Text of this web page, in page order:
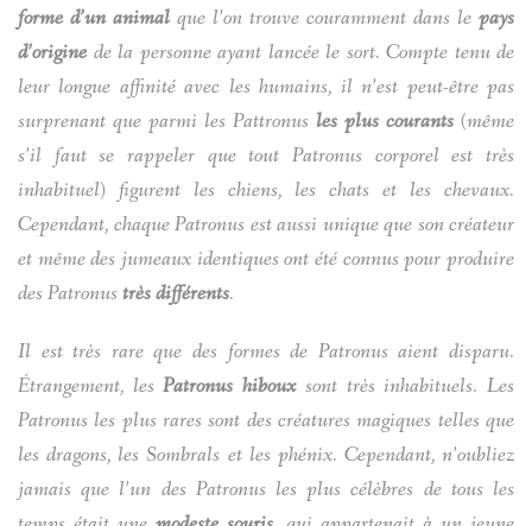
forme d’un animal que l’on trouve couramment dans le pays
d’origine de la personne ayant lancée le sort. Compte tenu de
leur longue affinité avec les humains, il n’est peut-être pas
surprenant que parmi les Pattronus les plus courants (même
s’il faut se rappeler que tout Patronus corporel est très
inhabituel) figurent les chiens, les chats et les chevaux.
Cependant, chaque Patronus est aussi unique que son créateur
et même des jumeaux identiques ont été connus pour produire
des Patronus très différents.
Il est très rare que des formes de Patronus aient disparu.
Étrangement, lesPatronus hibouxsont très inhabituels. Les
Patronus les plus rares sont des créatures magiques telles que
les dragons, les Sombrals et les phénix. Cependant, n’oubliez
jamais que l’un des Patronus les plus célèbres de tous les